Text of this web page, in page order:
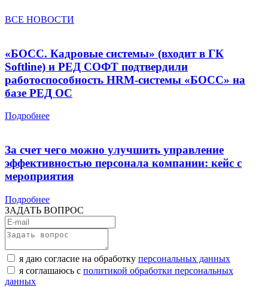
ВСЕ НОВОСТИ
«БОСС. Кадровые системы» (входит в ГК
Softline) и РЕД СОФТ подтвердили
работоспособность HRM-системы «БОСС» на
базе РЕД ОС
Подробнее
За счет чего можно улучшить управление
эффективностью персонала компании: кейс с
мероприятия
Подробнее
ЗАДАТЬ ВОПРОС
я даю согласие на обработку персональных данных
я соглашаюсь с политикой обработки персональных
данных